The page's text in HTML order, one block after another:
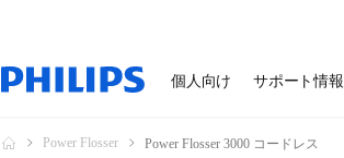
個人向け サポート情報
Power Flosser Power Flosser 3000 コードレス